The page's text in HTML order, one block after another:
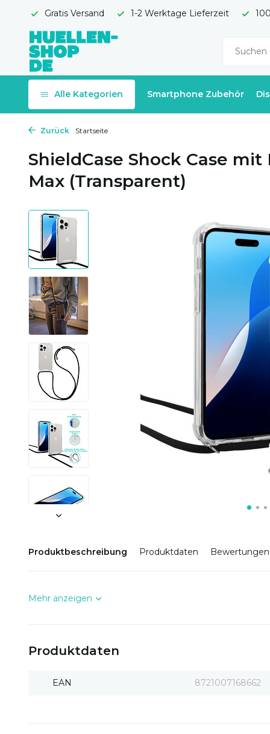
Gratis Versand 1-2 Werktage Lieferzeit
Alle Kategorien Smartphone Zubehör
Zurück Startseite
ShieldCase Shock Case
Max (Transparent)
Produktbeschreibung Produktdaten Bewertungen
Mehr anzeigen
Produktdaten
EAN 8721007168662